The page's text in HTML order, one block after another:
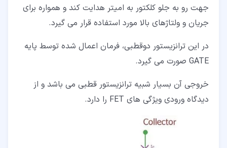
جهت رو به جلو کلکتور به امیتر هدایت کند و همواره برای
جریان و ولتاژهای بالا مورد استفاده قرار می گیرد.
در این ترانزیستور دوقطبی، فرمان اعمال شده توسط پایه
GATE صورت می گیرد.
خروجی آن بسیار شبیه ترانزیستور قطبی می باشد و از
دیدگاه ورودی ویژگی های FET را دارد.